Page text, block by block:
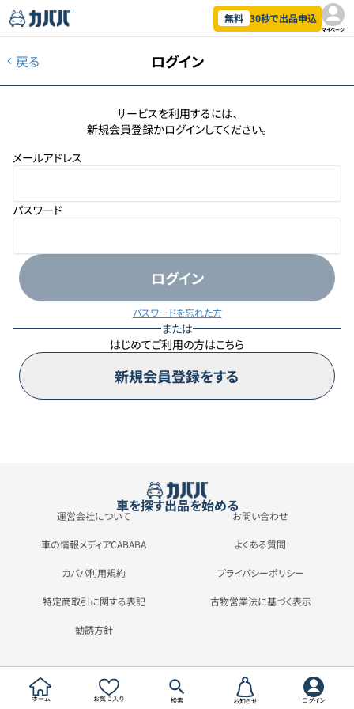
無料 30秒で出品申込
マイページ
戻る ログイン
サービスを利用するには、
新規会員登録かログインしてください。
メールアドレス
パスワード
ログイン
パスワードを忘れた方
または
はじめてご利用の方はこちら
新規会員登録をする
車を探す出品を始める
運営会社について お問い合わせ
車の情報メディアCABABA よくある質問
カババ利用規約 プライバシーポリシー
特定商取引に関する表記 古物営業法に基づく表示
勧誘方針
ホーム お気に入り 検索 お知らせ ログイン